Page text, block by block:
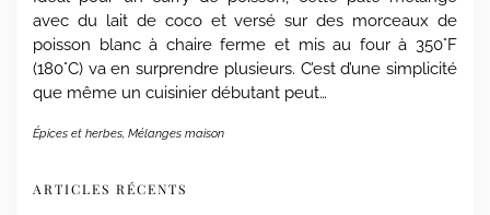
avec du lait de coco et versé sur des morceaux de
poisson blanc à chaire ferme et mis au four à 350°F
(180°C) va en surprendre plusieurs. C’est d’une simplicité
que même un cuisinier débutant peut…
Épices et herbes, Mélanges maison
ARTICLES RÉCENTS